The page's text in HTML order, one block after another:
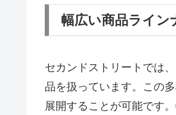
幅広い商品ライン
セカンドストリートでは
品を扱っています。この
展開することが可能です